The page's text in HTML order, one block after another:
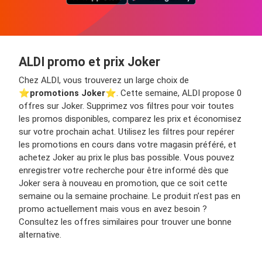
ALDI promo et prix Joker
Chez ALDI, vous trouverez un large choix de
⭐️promotions Joker⭐️. Cette semaine, ALDI propose 0
offres sur Joker. Supprimez vos filtres pour voir toutes
les promos disponibles, comparez les prix et économisez
sur votre prochain achat. Utilisez les filtres pour repérer
les promotions en cours dans votre magasin préféré, et
achetez Joker au prix le plus bas possible. Vous pouvez
enregistrer votre recherche pour être informé dès que
Joker sera à nouveau en promotion, que ce soit cette
semaine ou la semaine prochaine. Le produit n’est pas en
promo actuellement mais vous en avez besoin ?
Consultez les offres similaires pour trouver une bonne
alternative.